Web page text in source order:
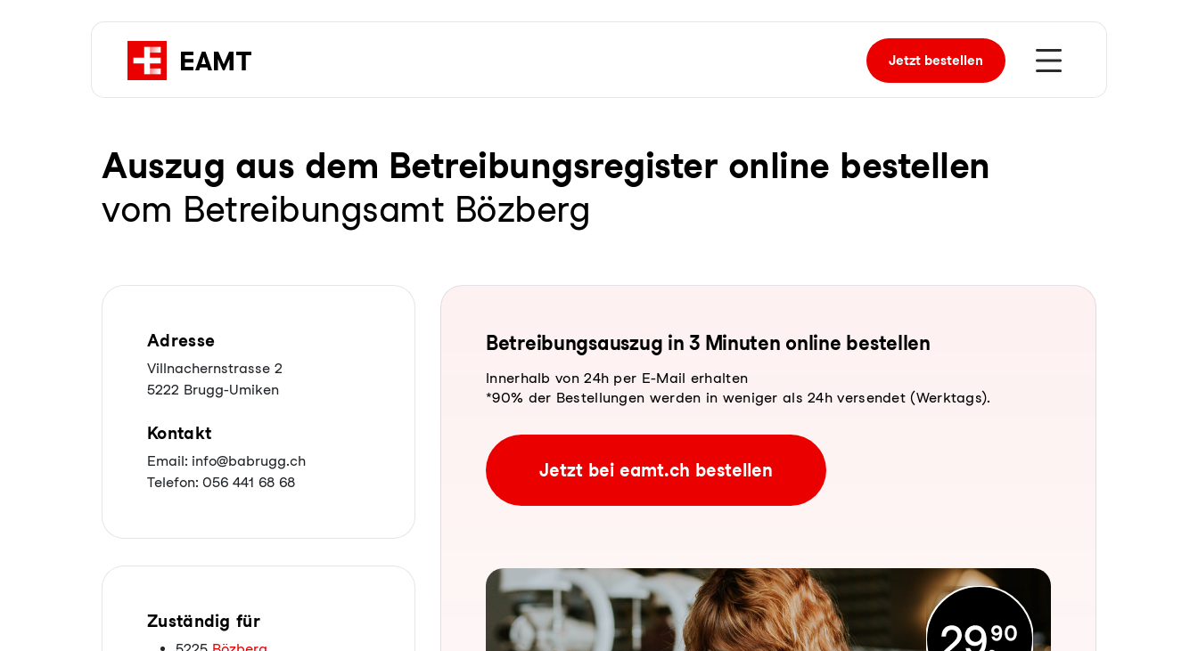
Jetzt bestellen
Auszug aus dem Be­trei­bungs­re­gis­ter online bestellen
vom Betreibungsamt Bözberg
Adresse
Villnachernstrasse 2
5222 Brugg-Umiken
Kontakt
Email: info@babrugg.ch
Telefon: 056 441 68 68
Zuständig für
Be­trei­bungs­aus­zug in 3 Minuten online bestellen
Innerhalb von 24h per E-Mail erhalten
*90% der Bestellungen werden in weniger als 24h versendet (Werktags).
Jetzt bei eamt.ch bestellen